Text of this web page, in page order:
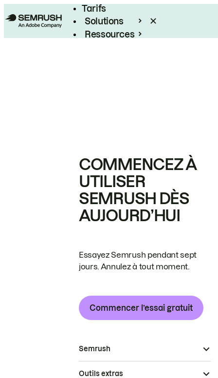
Tarifs
Solutions
Ressources
COMMENCEZ À
UTILISER
SEMRUSH DÈS
AUJOURD’HUI
Essayez Semrush pendant sept
jours. Annulez à tout moment.
Commencer l’essai gratuit
Semrush
Outils extras